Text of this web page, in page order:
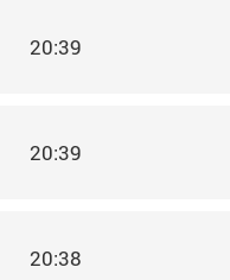
20:39
20:39
20:38